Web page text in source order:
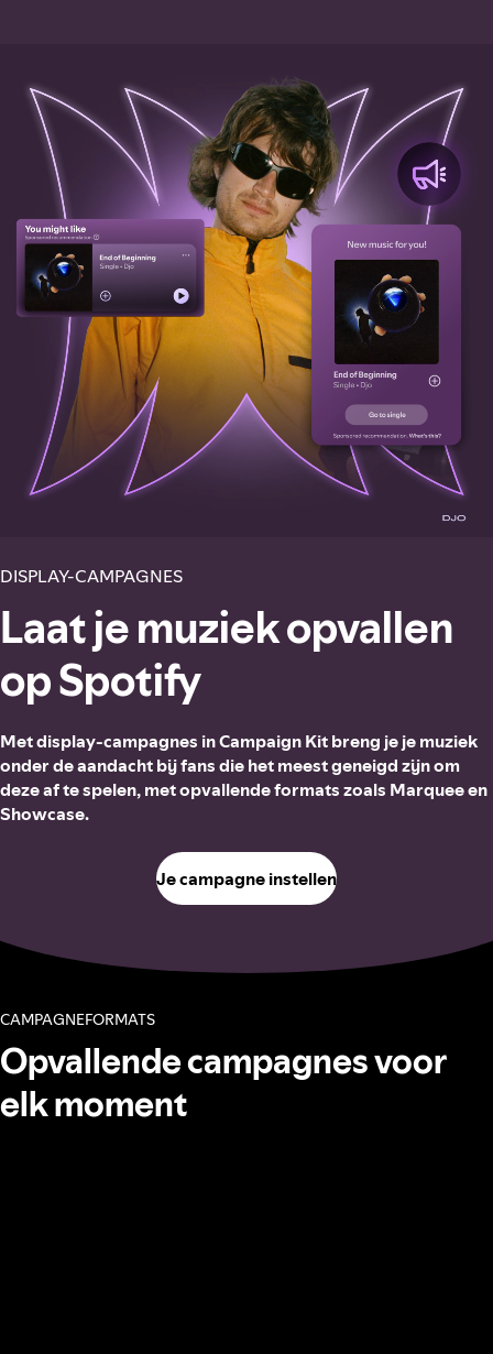
DISPLAY-CAMPAGNES
Laat je muziek opvallen
op Spotify
Met display-campagnes in Campaign Kit breng je je muziek
onder de aandacht bij fans die het meest geneigd zijn om
deze af te spelen, met opvallende formats zoals Marquee en
Showcase.
Je campagne instellen
CAMPAGNEFORMATS
Opvallende campagnes voor
elk moment